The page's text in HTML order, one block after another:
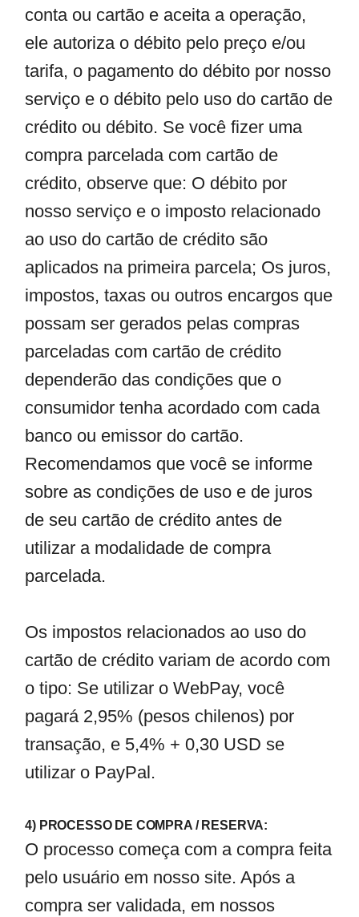
conta ou cartão e aceita a operação,
ele autoriza o débito pelo preço e/ou
tarifa, o pagamento do débito por nosso
serviço e o débito pelo uso do cartão de
crédito ou débito. Se você fizer uma
compra parcelada com cartão de
crédito, observe que: O débito por
nosso serviço e o imposto relacionado
ao uso do cartão de crédito são
aplicados na primeira parcela; Os juros,
impostos, taxas ou outros encargos que
possam ser gerados pelas compras
parceladas com cartão de crédito
dependerão das condições que o
consumidor tenha acordado com cada
banco ou emissor do cartão.
Recomendamos que você se informe
sobre as condições de uso e de juros
de seu cartão de crédito antes de
utilizar a modalidade de compra
parcelada.
Os impostos relacionados ao uso do
cartão de crédito variam de acordo com
o tipo: Se utilizar o WebPay, você
pagará 2,95% (pesos chilenos) por
transação, e 5,4% + 0,30 USD se
utilizar o PayPal.
4) PROCESSO DE COMPRA / RESERVA:
O processo começa com a compra feita
pelo usuário em nosso site. Após a
compra ser validada, em nossos